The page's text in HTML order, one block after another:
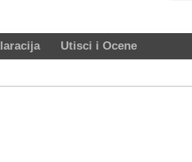
Utisci i Ocene